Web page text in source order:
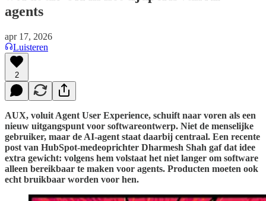
agents
apr 17, 2026
Luisteren
2
AUX, voluit Agent User Experience, schuift naar voren als een
nieuw uitgangspunt voor softwareontwerp. Niet de menselijke
gebruiker, maar de AI-agent staat daarbij centraal. Een recente
post van HubSpot-medeoprichter Dharmesh Shah gaf dat idee
extra gewicht: volgens hem volstaat het niet langer om software
alleen bereikbaar te maken voor agents. Producten moeten ook
echt bruikbaar worden voor hen.